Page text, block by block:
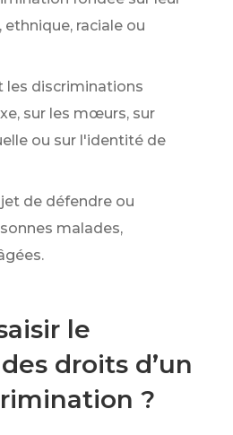
raciale ou
les discriminations
sur les mœurs, sur
ou sur l'identité de
de défendre ou
malades,
le
droits d’un
?